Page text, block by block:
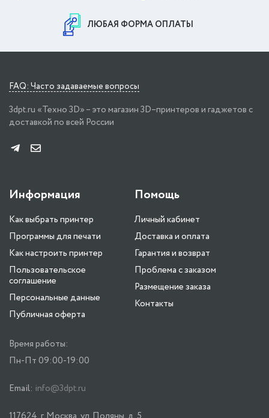
ЛЮБАЯ ФОРМА ОПЛАТЫ
FAQ: Часто задаваемые вопросы
3dpt.ru «Техно 3D» – это магазин 3D–принтеров и гаджетов с
доставкой по всей России
Информация
Как выбрать принтер
Программы для печати
Как настроить принтер
Пользовательское
соглашение
Персональные данные
Публичная оферта
Помощь
Личный кабинет
Доставка и оплата
Гарантия и возврат
Проблема с заказом
Размещение заказа
Контакты
Время работы:
Пн-Пт 09:00-19:00
Email: info@3dpt.ru